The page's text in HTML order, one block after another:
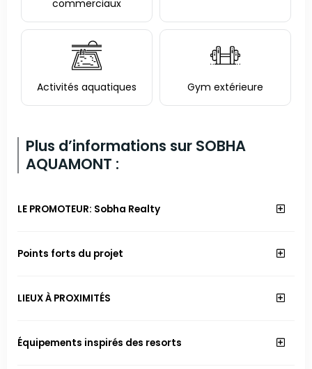
commerciaux
Activités aquatiques Gym extérieure
Plus d’informations sur SOBHA
AQUAMONT :
LE PROMOTEUR: Sobha Realty
Points forts du projet
LIEUX À PROXIMITÉS
Équipements inspirés des resorts